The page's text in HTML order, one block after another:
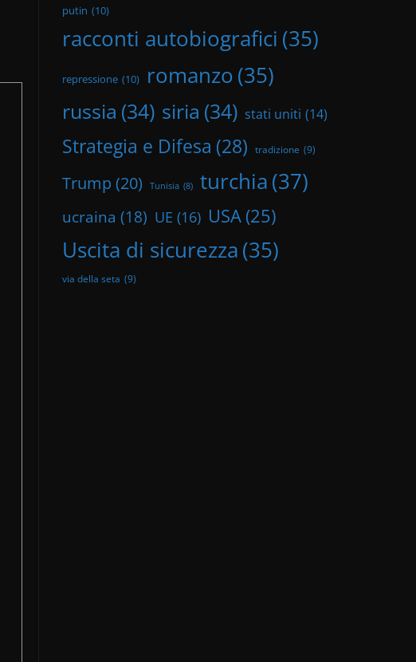
putin (10)
racconti autobiografici (35)
repressione (10) romanzo(35)
russia (34) siria (34) stati uniti (14)
Strategia e Difesa (28) tradizione (9)
Trump (20) Tunisia (8) turchia(37)
ucraina (18) UE (16) USA (25)
Uscita di sicurezza(35)
via della seta (9)